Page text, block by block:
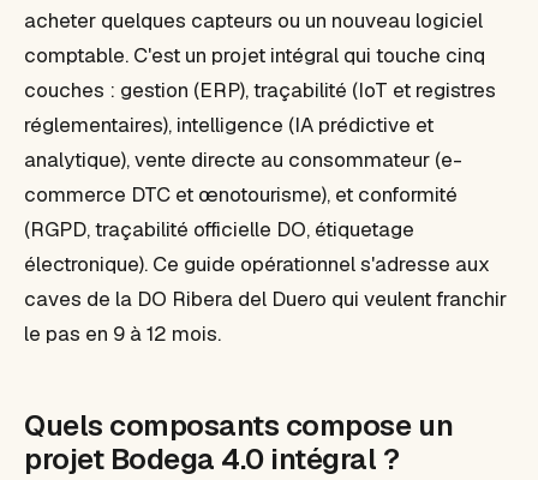
acheter quelques capteurs ou un nouveau logiciel
comptable. C'est un projet intégral qui touche cinq
couches : gestion (ERP), traçabilité (IoT et registres
réglementaires), intelligence (IA prédictive et
analytique), vente directe au consommateur (e-
commerce DTC et œnotourisme), et conformité
(RGPD, traçabilité officielle DO, étiquetage
électronique). Ce guide opérationnel s'adresse aux
caves de la DO Ribera del Duero qui veulent franchir
le pas en 9 à 12 mois.
Quels composants compose un
projet Bodega 4.0 intégral ?